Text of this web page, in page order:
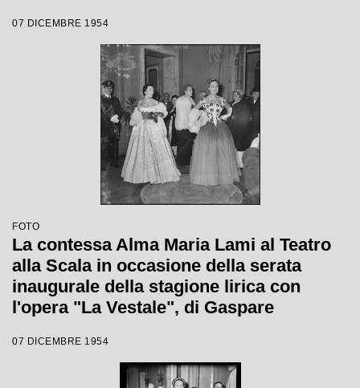
Antonino Votto, con la regia di Luchino
07 DICEMBRE 1954
FOTO
La contessa Alma Maria Lami al Teatro
alla Scala in occasione della serata
inaugurale della stagione lirica con
l'opera "La Vestale", di Gaspare
Visconti e diretta da Antonino Votto
07 DICEMBRE 1954